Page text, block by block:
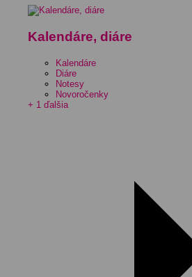
Kalendáre, diáre
Kalendáre
Diáre
Notesy
Novoročenky
+ 1 ďalšia